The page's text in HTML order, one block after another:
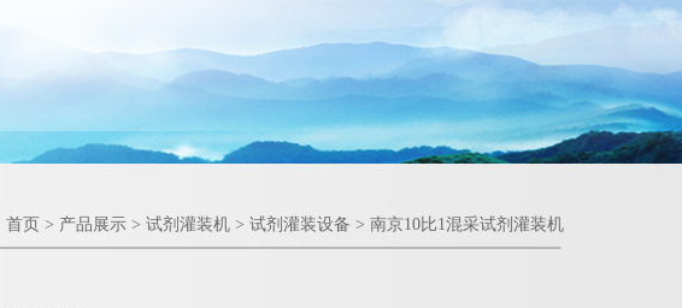
首页 > 产品展示 > 试剂灌装机 > 试剂灌装设备 > 南京10比1混采试剂灌装机